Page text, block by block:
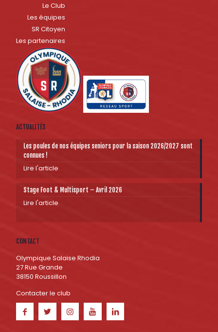
Le Club
Les équipes
SR Citoyen
Les partenaires
ACTUALITÉS
Les poules de nos équipes seniors pour la saison 2026/2027 sont
connues !
Lire l'article
Stage Foot & Multisport – Avril 2026
Lire l'article
CONTACT
Olympique Salaise Rhodia
27 Rue Grande
38150 Roussillon
Contacter le club